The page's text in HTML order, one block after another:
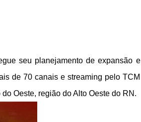
seu planejamento de expansão e
de 70 canais e streaming pelo TCM
Oeste, região do Alto Oeste do RN.